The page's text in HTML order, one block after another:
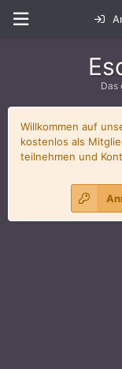
Das
Willkommen auf
kostenlos als
teilnehmen und